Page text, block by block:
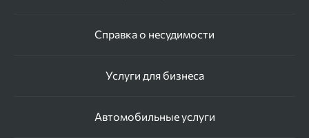
Услуги для бизнеса
Автомобильные услуги
Справка о несудимости